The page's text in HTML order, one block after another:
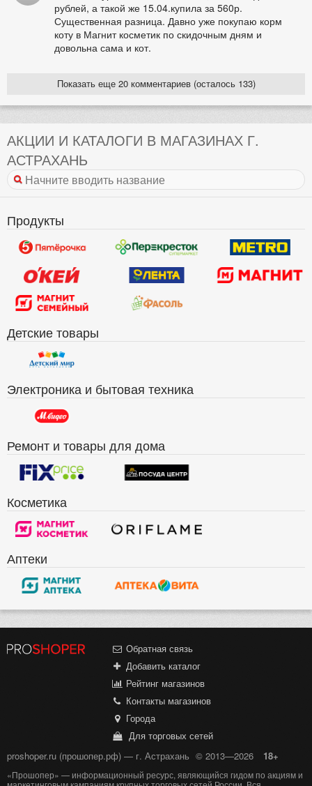
рублей, а такой же 15.04.купила за 560р.
Существенная разница. Давно уже покупаю корм
коту в Магнит косметик по скидочным дням и
довольна сама и кот.
Показать еще 20 комментариев (осталось 133)
АКЦИИ И КАТАЛОГИ В МАГАЗИНАХ Г.
АСТРАХАНЬ
Продукты
Детские товары
Электроника и бытовая техника
Ремонт и товары для дома
Косметика
Аптеки
Обратная связь
Добавить каталог
Рейтинг магазинов
Контакты магазинов
Города
Для торговых сетей
proshoper.ru (прошопер.рф) — г. Астрахань © 2013—2026 18+
«Прошопер» — информационный ресурс, являющийся гидом по акциям и